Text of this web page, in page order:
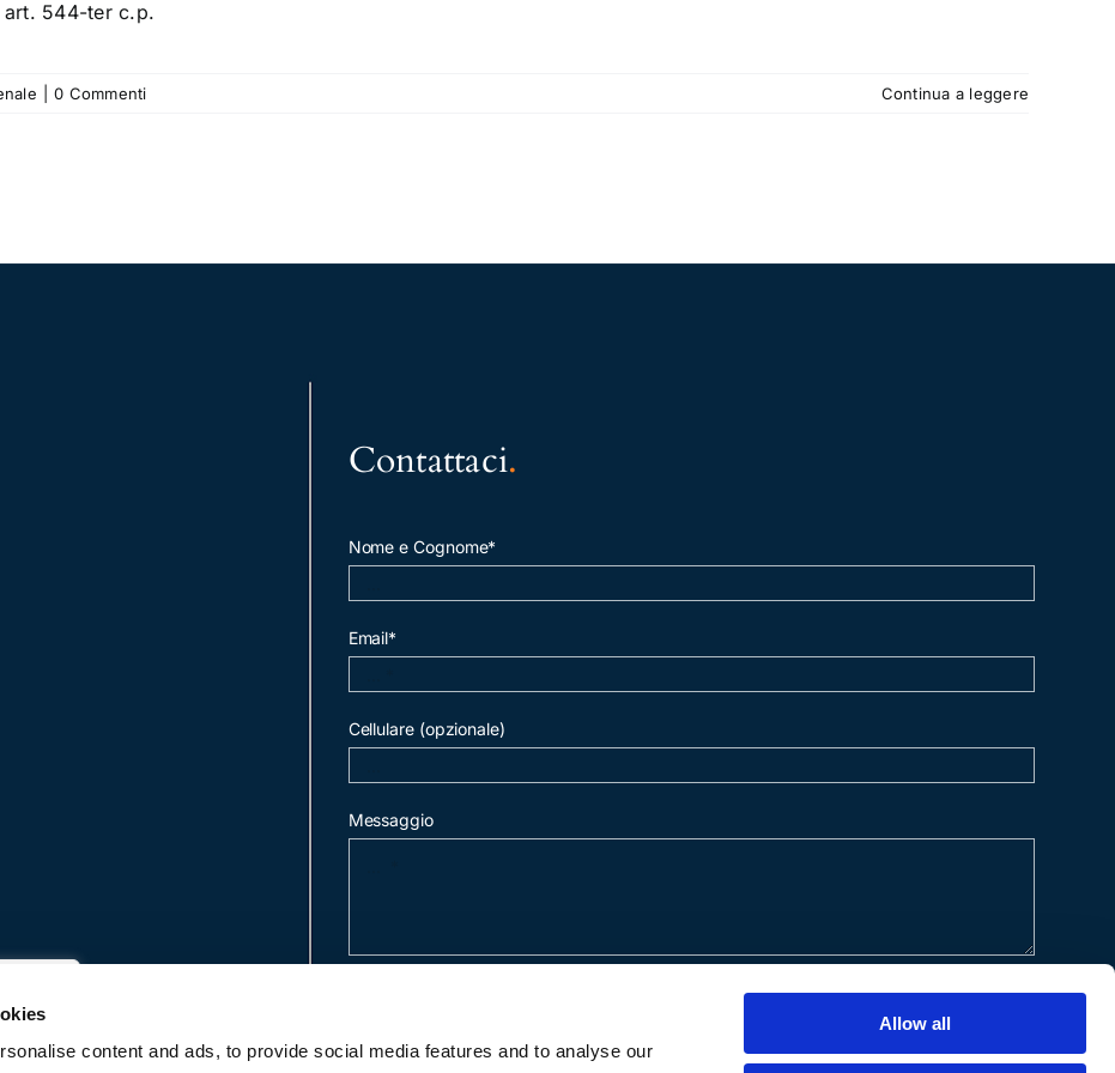
content and ads, to provide social media features and to analyse our
Allow all
art. 544-ter c.p.
0 Commenti Continua a leggere
Contattaci.
Nome e Cognome*
Email*
Cellulare (opzionale)
Messaggio